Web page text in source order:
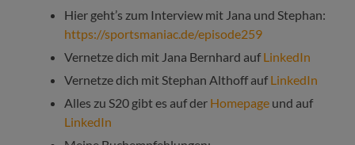
Hier geht’s zum Interview mit Jana und Stephan:
https://sportsmaniac.de/episode259
Vernetze dich mit Jana Bernhard auf LinkedIn
Vernetze dich mit Stephan Althoff auf LinkedIn
Alles zu S20 gibt es auf der Homepage und auf
LinkedIn